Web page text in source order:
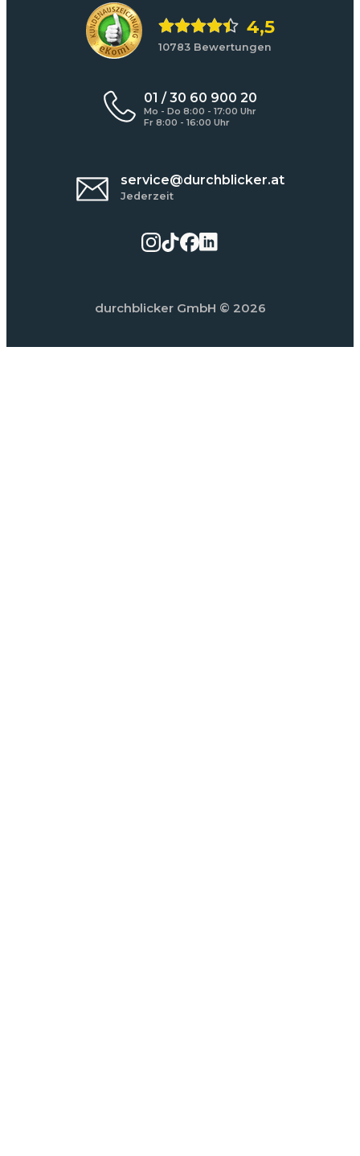
4,5
10783 Bewertungen
01 / 30 60 900 20
Mo - Do 8:00 - 17:00 Uhr
Fr 8:00 - 16:00 Uhr
service@durchblicker.at
Jederzeit
durchblicker GmbH © 2026